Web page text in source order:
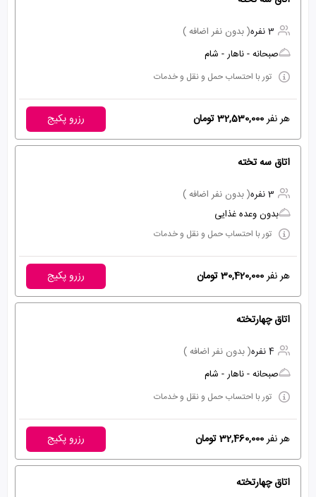
3 نفره
( بدون نفر اضافه )
صبحانه - ناهار - شام
تور با احتساب حمل و نقل و خدمات
هر نفر32,530,000 تومان رزرو پکیج
اتاق سه تخته
3 نفره
( بدون نفر اضافه )
بدون وعده غذایی
تور با احتساب حمل و نقل و خدمات
هر نفر30,420,000 تومان رزرو پکیج
اتاق چهارتخته
4 نفره
( بدون نفر اضافه )
صبحانه - ناهار - شام
تور با احتساب حمل و نقل و خدمات
هر نفر32,460,000 تومان رزرو پکیج
اتاق چهارتخته